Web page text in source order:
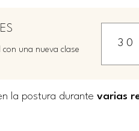
una nueva clase
30
la postura durante varias